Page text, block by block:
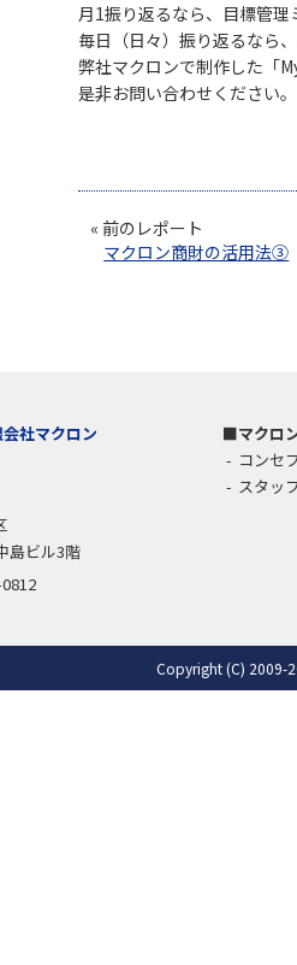
月1振り返るなら、目標管
毎日（日々）振り返るなら
弊社マクロンで制作した「
是非お問い合わせください。
« 前のレポート
マクロン商財の活用法③
社マクロン
ル3階
マクロ
コンセ
スタッ
Copyright (C) 2009-